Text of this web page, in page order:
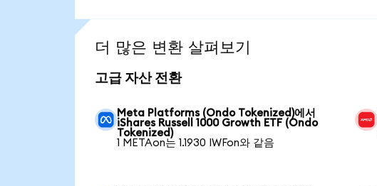
더 많은 변환 살펴보기
고급 자산 전환
Meta Platforms (Ondo Tokenized)에서
iShares Russell 1000 Growth ETF (Ondo
Tokenized)
1 METAon는 1.1930 IWFon와 같음